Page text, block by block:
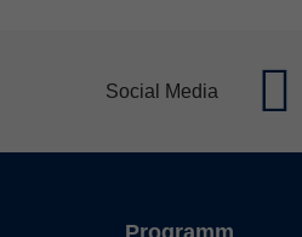
Social Media
Programm